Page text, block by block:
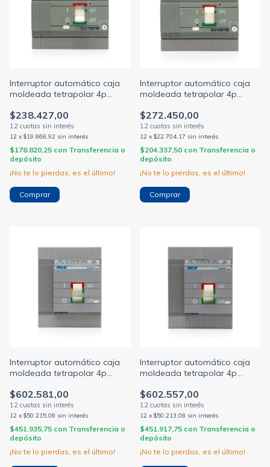
Interruptor automático caja
moldeada tetrapolar 4p
$238.427,00
12 x $19.868,92 sin interés
$178.820,25 con Transferencia o
depósito
¡No te lo pierdas, es el último!
Interruptor automático caja
moldeada tetrapolar 4p
$272.450,00
12 x $22.704,17 sin interés
$204.337,50 con Transferencia o
depósito
¡No te lo pierdas, es el último!
Interruptor automático caja
moldeada tetrapolar 4p
$602.581,00
12 x $50.215,08 sin interés
$451.935,75 con Transferencia o
depósito
¡No te lo pierdas, es el último!
Interruptor automático caja
moldeada tetrapolar 4p
$602.557,00
12 x $50.213,08 sin interés
$451.917,75 con Transferencia o
depósito
¡No te lo pierdas, es el último!